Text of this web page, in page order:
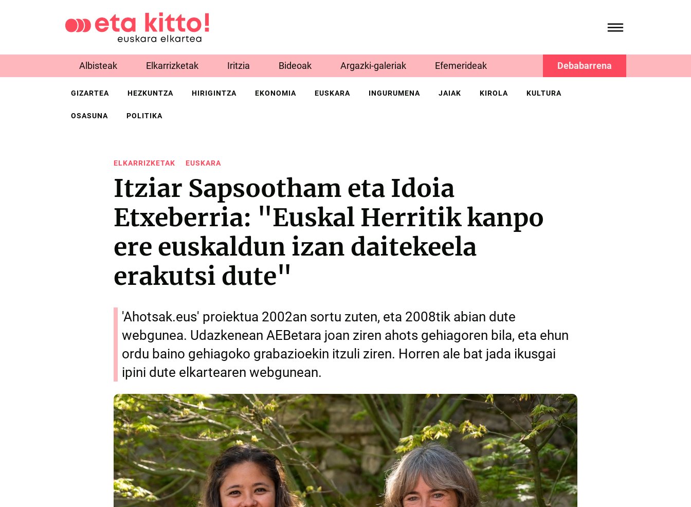
Albisteak Elkarrizketak Iritzia Bideoak Argazki-galeriak Efemerideak Debabarrena
GIZARTEA HEZKUNTZA HIRIGINTZA EKONOMIA EUSKARA INGURUMENA JAIAK KIROLA KULTURA
OSASUNA POLITIKA
ELKARRIZKETAK EUSKARA
Itziar Sapsootham eta Idoia
Etxeberria: "Euskal Herritik kanpo
ere euskaldun izan daitekeela
erakutsi dute"
'Ahotsak.eus' proiektua 2002an sortu zuten, eta 2008tik abian dute
webgunea. Udazkenean AEBetara joan ziren ahots gehiagoren bila, eta ehun
ordu baino gehiagoko grabazioekin itzuli ziren. Horren ale bat jada ikusgai
ipini dute elkartearen webgunean.